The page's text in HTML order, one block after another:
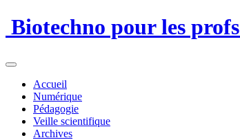
Biotechno pour les profs
Accueil
Numérique
Pédagogie
Veille scientifique
Archives